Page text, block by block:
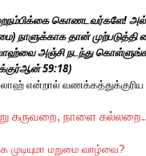
கொணடவர்களே!
நாளுக்காக தான்
அஞ்சி நடந்து
59:18)
என்றால்
கருவறை, நாளை
முடியுமா மறுமை வாழ்வை?